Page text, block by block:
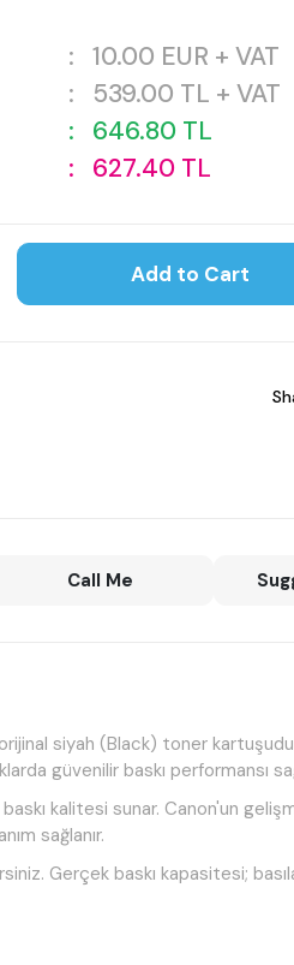
: 10.00 EUR + VAT
: 539.00 TL + VAT
: 646.80 TL
: 627.40 TL
Add to Cart
Call Me
siyah (Black) toner
güvenilir baskı performansı
kalitesi sunar. Canon'un
sağlanır.
Gerçek baskı kapasitesi;